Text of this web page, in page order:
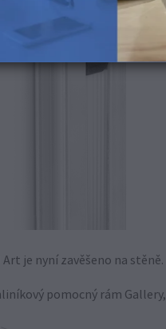
je nyní zavěšeno na stěně.
pomocný rám